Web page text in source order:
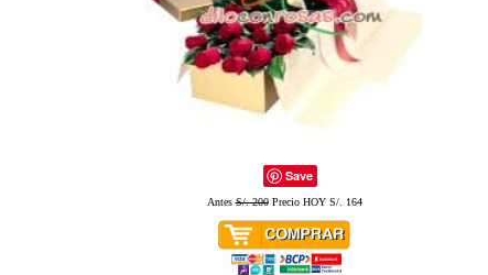
Save
AntesS/. 200Precio HOY S/. 164